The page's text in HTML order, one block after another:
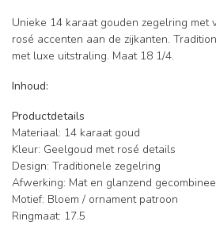
Unieke 14 karaat gouden zegelring met
rosé accenten aan de zijkanten.
met luxe uitstraling. Maat 18 1/4.
Inhoud:
Productdetails
Materiaal: 14 karaat goud
Kleur: Geelgoud met rosé details
Design: Traditionele zegelring
Afwerking: Mat en glanzend
Motief: Bloem / ornament patroon
Ringmaat: 17.5